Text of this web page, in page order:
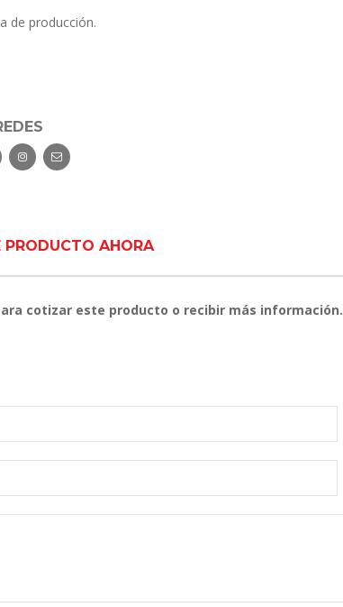
de producción.
PRODUCTO AHORA
cotizar este producto o recibir más información.